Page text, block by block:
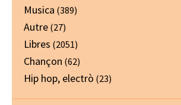
Musica (389)
Autre (27)
Libres (2051)
Chançon (62)
Hip hop, electrò (23)